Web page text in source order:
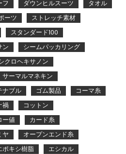
フ ダウンヒルスーツ
タオル
ーツ
ストレッチ素材
スタンダード100
ン
シームパッカリング
クロヘキサノン
サーマルマネキン
ナブル ゴム製品
コーマ糸
禍
コットン
ー値
カード糸
ヤ
オープンエンド糸
ポキシ樹脂
エシカル